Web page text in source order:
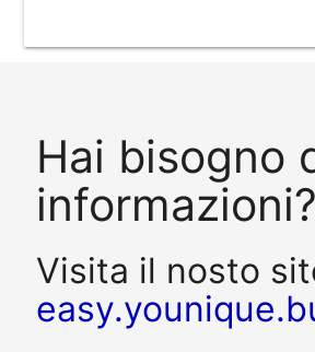
Hai bisogno
informazioni?
Visita il nosto